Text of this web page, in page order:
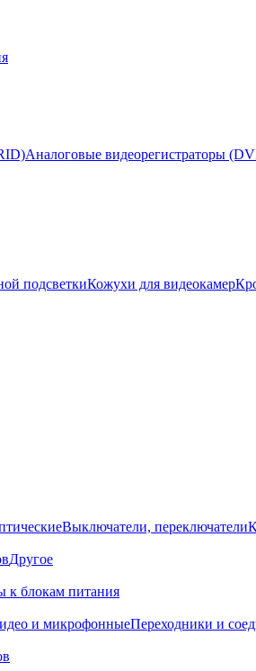
Аналоговые видеорегистраторы
подсветкиКожухи для видеокамер
Выключатели, переключатели
Другое
к блокам питания
и микрофонныеПереходники и